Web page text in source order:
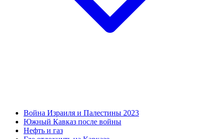
Война Израиля и Палестины 2023
Южный Кавказ после войны
Нефть и газ